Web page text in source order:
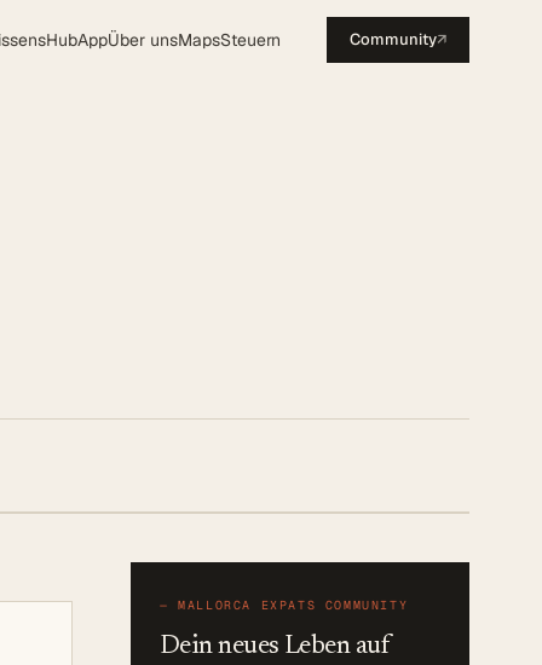
AppÜber unsMapsSteuern Community↗
—MALLORCA EXPATS COMMUNITY
Dein neues Leben auf